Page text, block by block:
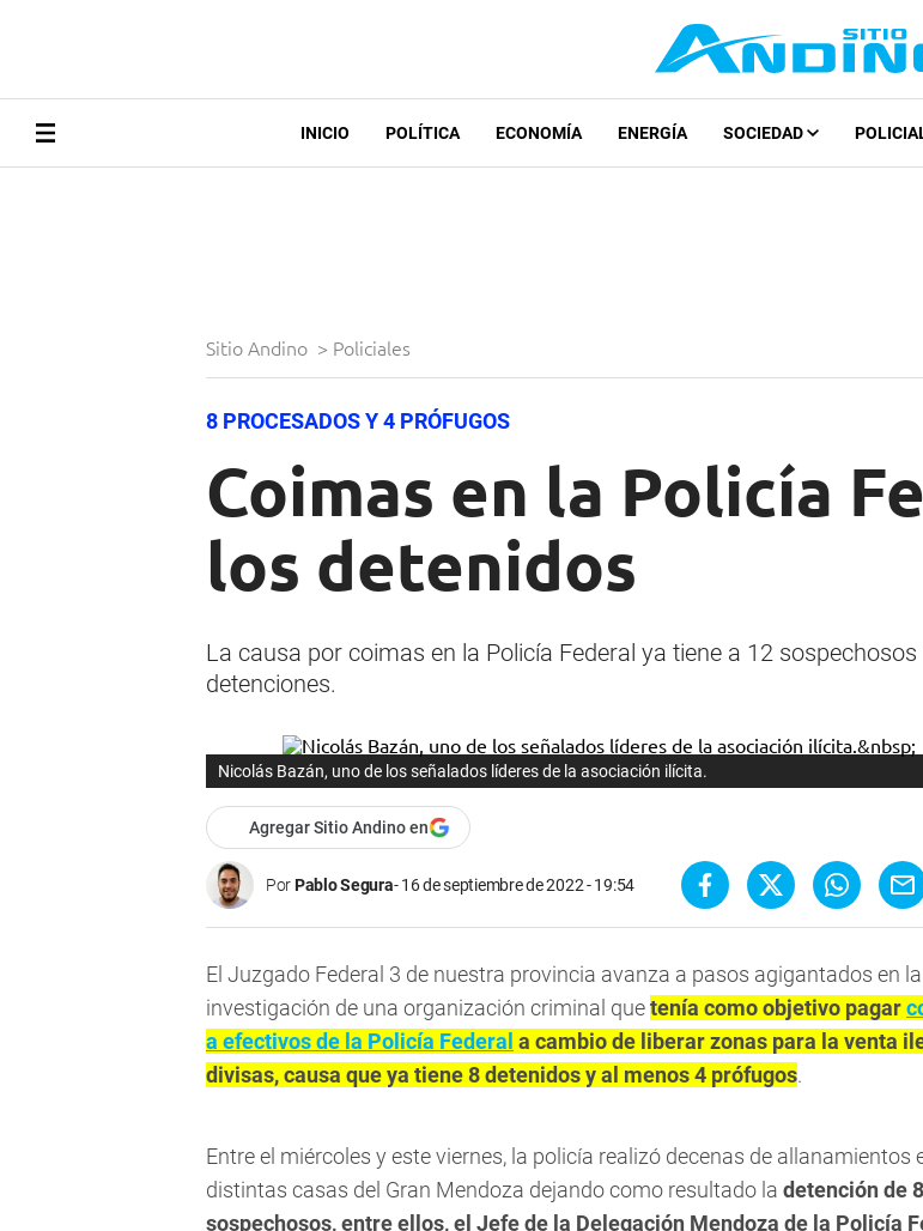
INICIO POLÍTICA ECONOMÍA ENERGÍA SOCIEDAD
Sitio Andino > Policiales
8 PROCESADOS Y 4 PRÓFUGOS
Coimas en la Policía
los detenidos
La causa por coimas en la Policía Federal ya tiene a 12
detenciones.
Nicolás Bazán, uno de los señalados líderes de la asociación ilícita.
Agregar Sitio Andino en
PorPablo Segura 16 de septiembre de 2022 - 19:54
El Juzgado Federal 3 de nuestra provincia avanza a pasos agigantados en la
investigación de una organización criminal quetenía como objetivo pagar
a efectivos de la Policía Federal a cambio de liberar zonas para la venta
divisas, causa que ya tiene 8 detenidos y al menos 4 prófugos.
Entre el miércoles y este viernes, la policía realizó decenas de allanamientos
distintas casas del Gran Mendoza dejando como resultado la detención de 8
sospechosos, entre ellos, el Jefe de la Delegación Mendoza de la Policía